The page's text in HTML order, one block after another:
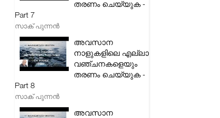
തരണം ചെയ്യുക -
Part 7
സാക് പുന്നൻ
അവസാന
നാളുകളിലെ എല്ലാ
വഞ്ചനകളെയും
തരണം ചെയ്യുക -
Part 8
സാക് പുന്നൻ
അവസാന